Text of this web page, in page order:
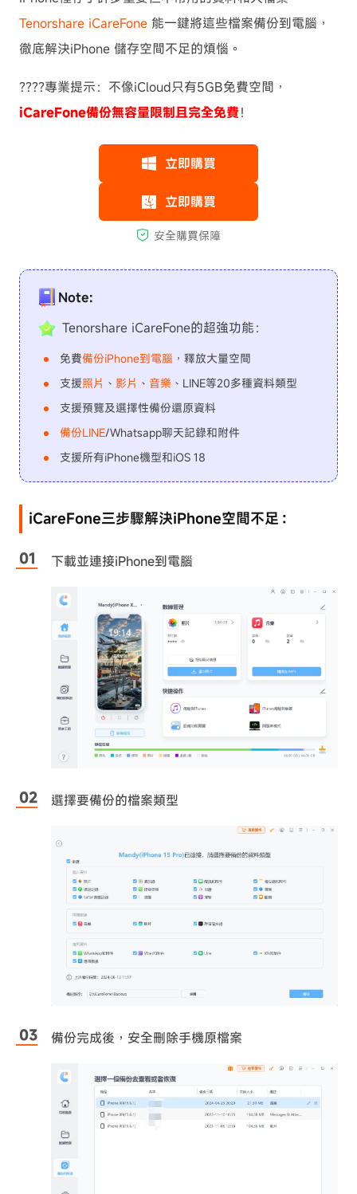
Tenorshare iCareFone 能一鍵將這些檔案備份到電腦，
徹底解決iPhone 儲存空間不足的煩惱。
????專業提示：不像iCloud只有5GB免費空間，
iCareFone備份無容量限制且完全免費！
Note:
Tenorshare iCareFone的超強功能：
免費備份iPhone到電腦 ，釋放大量空間
支援照片 、 影片 、 音樂 、LINE等20多種資料類型
支援預覽及選擇性備份還原資料
備份LINE/Whatsapp聊天記錄和附件
支援所有iPhone機型和iOS 18
iCareFone三步驟解決iPhone空間不足：
下載並連接iPhone到電腦
選擇要備份的檔案類型
備份完成後，安全刪除手機原檔案